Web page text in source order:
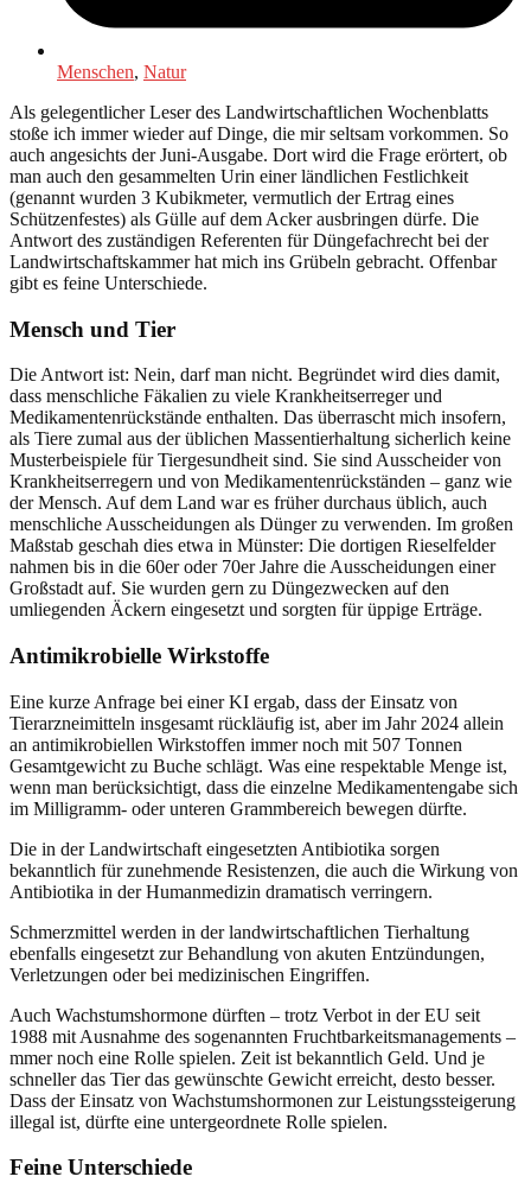
Menschen, Natur
Als gelegentlicher Leser des Landwirtschaftlichen Wochenblatts
stoße ich immer wieder auf Dinge, die mir seltsam vorkommen. So
auch angesichts der Juni-Ausgabe. Dort wird die Frage erörtert, ob
man auch den gesammelten Urin einer ländlichen Festlichkeit
(genannt wurden 3 Kubikmeter, vermutlich der Ertrag eines
Schützenfestes) als Gülle auf dem Acker ausbringen dürfe. Die
Antwort des zuständigen Referenten für Düngefachrecht bei der
Landwirtschaftskammer hat mich ins Grübeln gebracht. Offenbar
gibt es feine Unterschiede.
Mensch und Tier
Die Antwort ist: Nein, darf man nicht. Begründet wird dies damit,
dass menschliche Fäkalien zu viele Krankheitserreger und
Medikamentenrückstände enthalten. Das überrascht mich insofern,
als Tiere zumal aus der üblichen Massentierhaltung sicherlich keine
Musterbeispiele für Tiergesundheit sind. Sie sind Ausscheider von
Krankheitserregern und von Medikamentenrückständen – ganz wie
der Mensch. Auf dem Land war es früher durchaus üblich, auch
menschliche Ausscheidungen als Dünger zu verwenden. Im großen
Maßstab geschah dies etwa in Münster: Die dortigen Rieselfelder
nahmen bis in die 60er oder 70er Jahre die Ausscheidungen einer
Großstadt auf. Sie wurden gern zu Düngezwecken auf den
umliegenden Äckern eingesetzt und sorgten für üppige Erträge.
Antimikrobielle Wirkstoffe
Eine kurze Anfrage bei einer KI ergab, dass der Einsatz von
Tierarzneimitteln insgesamt rückläufig ist, aber im Jahr 2024 allein
an antimikrobiellen Wirkstoffen immer noch mit 507 Tonnen
Gesamtgewicht zu Buche schlägt. Was eine respektable Menge ist,
wenn man berücksichtigt, dass die einzelne Medikamentengabe sich
im Milligramm- oder unteren Grammbereich bewegen dürfte.
Die in der Landwirtschaft eingesetzten Antibiotika sorgen
bekanntlich für zunehmende Resistenzen, die auch die Wirkung von
Antibiotika in der Humanmedizin dramatisch verringern.
Schmerzmittel werden in der landwirtschaftlichen Tierhaltung
ebenfalls eingesetzt zur Behandlung von akuten Entzündungen,
Verletzungen oder bei medizinischen Eingriffen.
Auch Wachstumshormone dürften – trotz Verbot in der EU seit
1988 mit Ausnahme des sogenannten Fruchtbarkeitsmanagements –
mmer noch eine Rolle spielen. Zeit ist bekanntlich Geld. Und je
schneller das Tier das gewünschte Gewicht erreicht, desto besser.
Dass der Einsatz von Wachstumshormonen zur Leistungssteigerung
illegal ist, dürfte eine untergeordnete Rolle spielen.
Feine Unterschiede